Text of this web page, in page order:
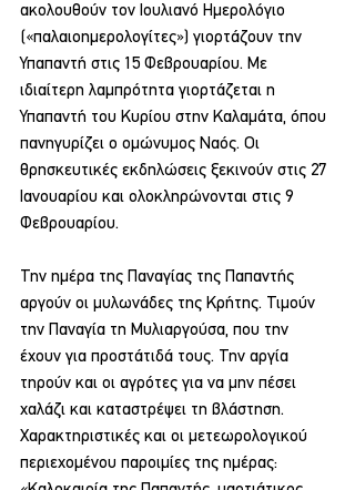
ακολουθούν τον Ιουλιανό Ημερολόγιο
(«παλαιοημερολογίτες») γιορτάζουν την
Υπαπαντή στις 15 Φεβρουαρίου. Με
ιδιαίτερη λαμπρότητα γιορτάζεται η
Υπαπαντή του Κυρίου στην Καλαμάτα, όπου
πανηγυρίζει ο ομώνυμος Ναός. Οι
θρησκευτικές εκδηλώσεις ξεκινούν στις 27
Ιανουαρίου και ολοκληρώνονται στις 9
Φεβρουαρίου.
Την ημέρα της Παναγίας της Παπαντής
αργούν οι μυλωνάδες της Κρήτης. Τιμούν
την Παναγία τη Μυλιαργούσα, που την
έχουν για προστάτιδά τους. Την αργία
τηρούν και οι αγρότες για να μην πέσει
χαλάζι και καταστρέψει τη βλάστηση.
Χαρακτηριστικές και οι μετεωρολογικού
περιεχομένου παροιμίες της ημέρας: